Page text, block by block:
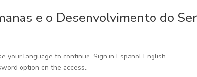
e o Desenvolvimento do Ser
your language to continue. Sign in Espanol English
option on the access...